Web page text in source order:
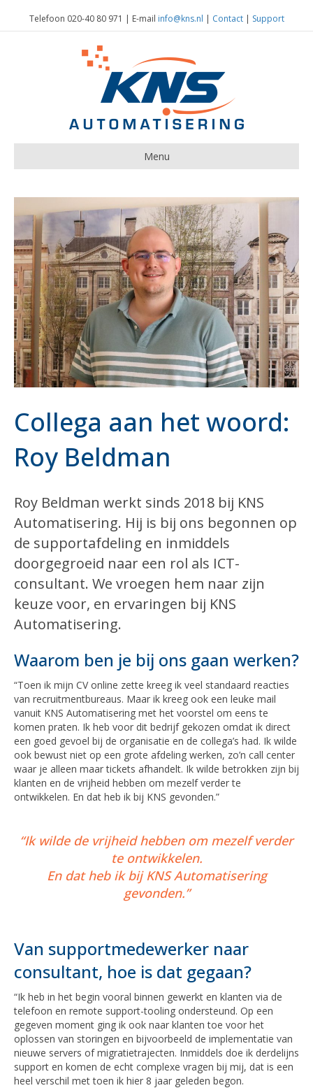
Telefoon 020-40 80 971 | E-mail info@kns.nl | Contact| Support
Menu
Collega aan het woord:
Roy Beldman
Roy Beldman werkt sinds 2018 bij KNS
Automatisering. Hij is bij ons begonnen op
de supportafdeling en inmiddels
doorgegroeid naar een rol als ICT-
consultant. We vroegen hem naar zijn
keuze voor, en ervaringen bij KNS
Automatisering.
Waarom ben je bij ons gaan werken?
“Toen ik mijn CV online zette kreeg ik veel standaard reacties
van recruitmentbureaus. Maar ik kreeg ook een leuke mail
vanuit KNS Automatisering met het voorstel om eens te
komen praten. Ik heb voor dit bedrijf gekozen omdat ik direct
een goed gevoel bij de organisatie en de collega’s had. Ik wilde
ook bewust niet op een grote afdeling werken, zo’n call center
waar je alleen maar tickets afhandelt. Ik wilde betrokken zijn bij
klanten en de vrijheid hebben om mezelf verder te
ontwikkelen. En dat heb ik bij KNS gevonden.”
“Ik wilde de vrijheid hebben om mezelf verder
te ontwikkelen.
En dat heb ik bij KNS Automatisering
gevonden.”
Van supportmedewerker naar
consultant, hoe is dat gegaan?
“Ik heb in het begin vooral binnen gewerkt en klanten via de
telefoon en remote support-tooling ondersteund. Op een
gegeven moment ging ik ook naar klanten toe voor het
oplossen van storingen en bijvoorbeeld de implementatie van
nieuwe servers of migratietrajecten. Inmiddels doe ik derdelijns
support en komen de echt complexe vragen bij mij, dat is een
heel verschil met toen ik hier 8 jaar geleden begon.